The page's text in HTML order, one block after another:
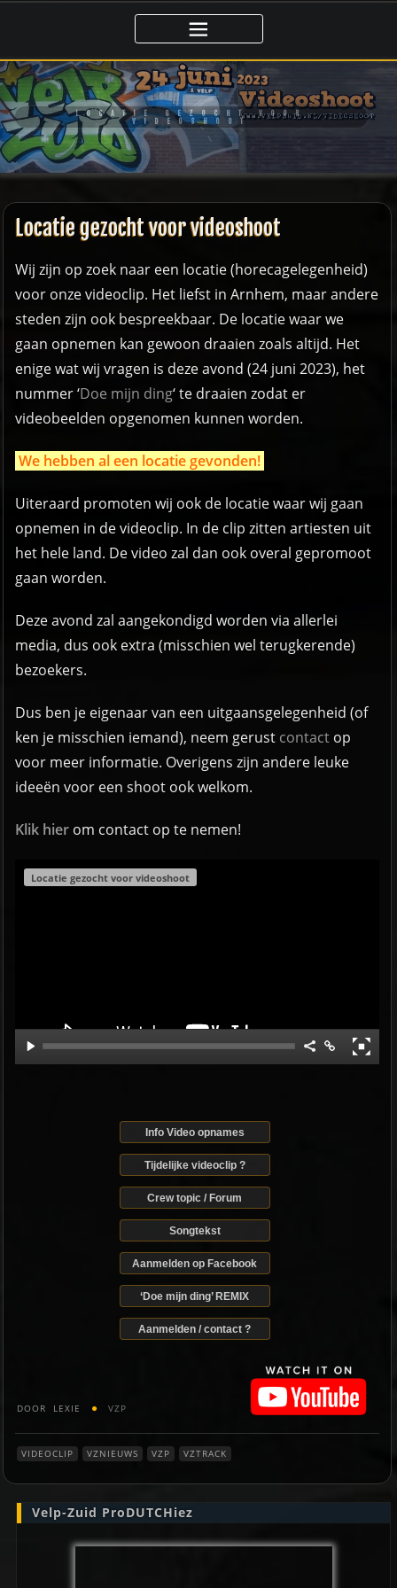
de
inhoud
LOCATIE GEZOCHT VOOR
VIDEOSHOOT
Locatie gezocht voor videoshoot
Wij zijn op zoek naar een locatie (horecagelegenheid)
voor onze videoclip. Het liefst in Arnhem, maar andere
steden zijn ook bespreekbaar. De locatie waar we
gaan opnemen kan gewoon draaien zoals altijd. Het
enige wat wij vragen is deze avond (24 juni 2023), het
nummer ‘Doe mijn ding‘ te draaien zodat er
videobeelden opgenomen kunnen worden.
We hebben al een locatie gevonden!
Uiteraard promoten wij ook de locatie waar wij gaan
opnemen in de videoclip. In de clip zitten artiesten uit
het hele land. De video zal dan ook overal gepromoot
gaan worden.
Deze avond zal aangekondigd worden via allerlei
media, dus ook extra (misschien wel terugkerende)
bezoekers.
Dus ben je eigenaar van een uitgaansgelegenheid (of
ken je misschien iemand), neem gerust contact op
voor meer informatie. Overigens zijn andere leuke
ideeën voor een shoot ook welkom.
Klik hier om contact op te nemen!
Locatie gezocht voor videoshoot
Info Video opnames
Tijdelijke videoclip ?️
Crew topic / Forum
Songtekst
Aanmelden op Facebook
‘Doe mijn ding’ REMIX
Aanmelden / contact ?
DOOR LEXIE VZP
VIDEOCLIP VZNIEUWS VZP VZTRACK
Velp-Zuid ProDUTCHiez